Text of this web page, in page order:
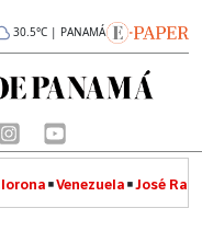
30.5°C | PANAMÁ
Venezuela José